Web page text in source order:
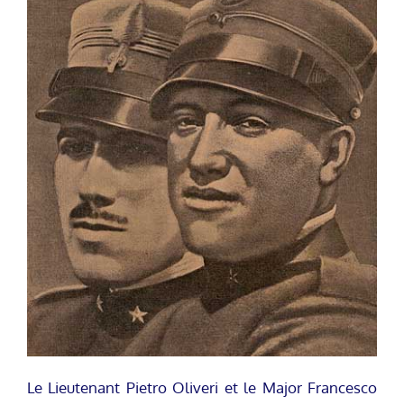
Le Lieutenant Pietro Oliveri et le Major Francesco